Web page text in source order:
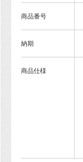
商品番号
納期
商品仕様